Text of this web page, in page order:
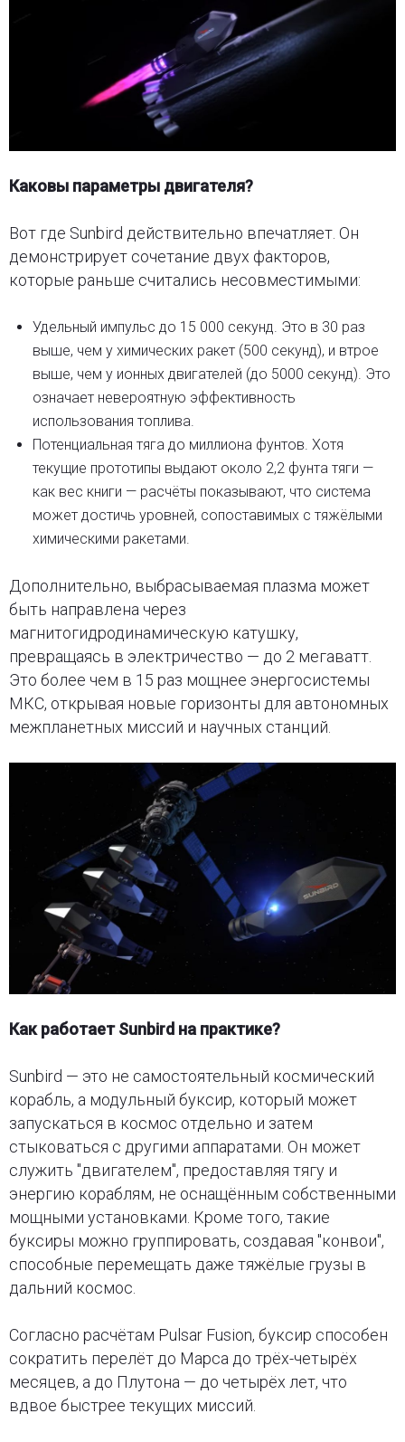
Каковы параметры двигателя?
Вот где Sunbird действительно впечатляет. Он
демонстрирует сочетание двух факторов,
которые раньше считались несовместимыми:
Удельный импульс до 15 000 секунд. Это в 30 раз
выше, чем у химических ракет (500 секунд), и втрое
выше, чем у ионных двигателей (до 5000 секунд). Это
означает невероятную эффективность
использования топлива.
Потенциальная тяга до миллиона фунтов. Хотя
текущие прототипы выдают около 2,2 фунта тяги —
как вес книги — расчёты показывают, что система
может достичь уровней, сопоставимых с тяжёлыми
химическими ракетами.
Дополнительно, выбрасываемая плазма может
быть направлена через
магнитогидродинамическую катушку,
превращаясь в электричество — до 2 мегаватт.
Это более чем в 15 раз мощнее энергосистемы
МКС, открывая новые горизонты для автономных
межпланетных миссий и научных станций.
Как работает Sunbird на практике?
Sunbird — это не самостоятельный космический
корабль, а модульный буксир, который может
запускаться в космос отдельно и затем
стыковаться с другими аппаратами. Он может
служить "двигателем", предоставляя тягу и
энергию кораблям, не оснащённым собственными
мощными установками. Кроме того, такие
буксиры можно группировать, создавая "конвои",
способные перемещать даже тяжёлые грузы в
дальний космос.
Согласно расчётам Pulsar Fusion, буксир способен
сократить перелёт до Марса до трёх-четырёх
месяцев, а до Плутона — до четырёх лет, что
вдвое быстрее текущих миссий.